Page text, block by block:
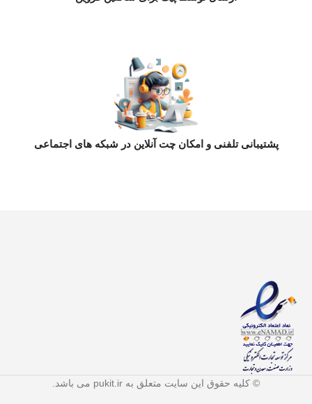
پشتیبانی تلفنی و امکان چت آنلاین در شبکه های اجتماعی
© کلیه حقوق این سایت متعلق به pukit.ir می باشد.